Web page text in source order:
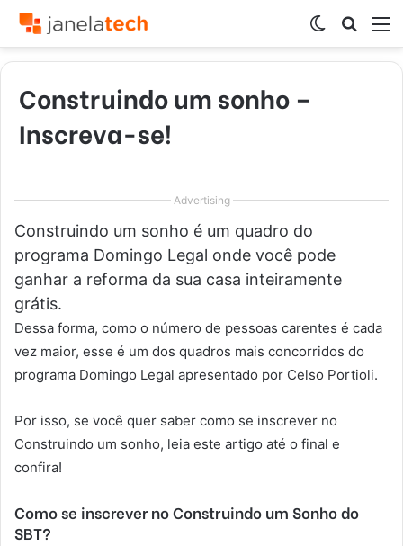
por
Switch
skin
Construindo um sonho –
Inscreva-se!
Advertising
Construindo um sonho é um quadro do
programa Domingo Legal onde você pode
ganhar a reforma da sua casa inteiramente
grátis.
Dessa forma, como o número de pessoas carentes é cada
vez maior, esse é um dos quadros mais concorridos do
programa Domingo Legal apresentado por Celso Portioli.
Por isso, se você quer saber como se inscrever no
Construindo um sonho, leia este artigo até o final e
confira!
Como se inscrever no Construindo um Sonho do
SBT?